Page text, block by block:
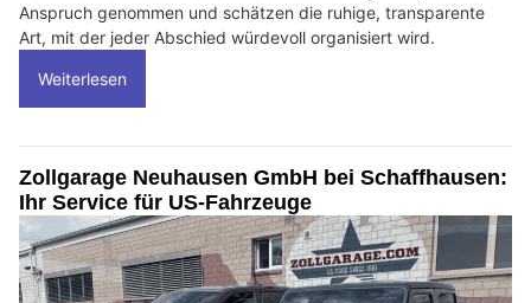
Anspruch genommen und schätzen die ruhige, transparente
Art, mit der jeder Abschied würdevoll organisiert wird.
Weiterlesen
Zollgarage Neuhausen GmbH bei Schaffhausen:
Ihr Service für US-Fahrzeuge